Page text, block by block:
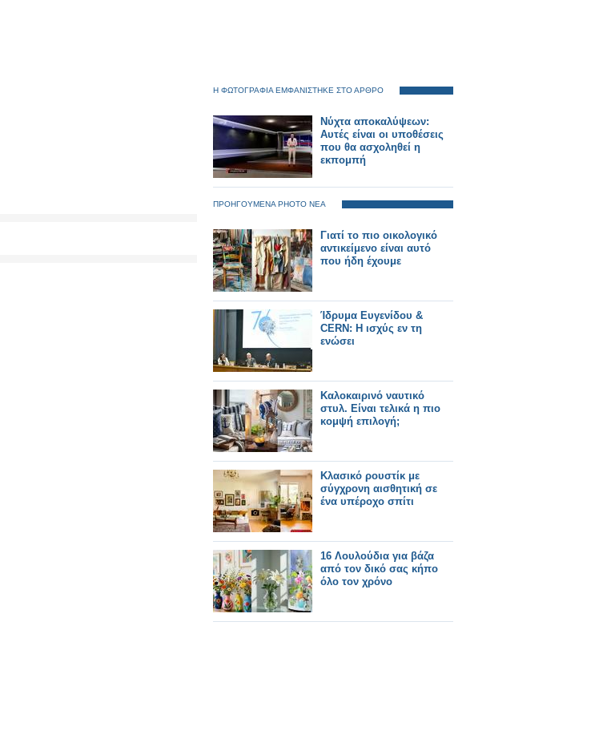
Η ΦΩΤΟΓΡΑΦΙΑ ΕΜΦΑΝΙΣΤΗΚΕ ΣΤΟ ΑΡΘΡΟ
Νύχτα αποκαλύψεων:
Αυτές είναι οι υποθέσεις
που θα ασχοληθεί η
εκπομπή
ΠΡΟΗΓΟΥΜΕΝΑ PHOTO ΝΕΑ
Γιατί το πιο οικολογικό
αντικείμενο είναι αυτό
που ήδη έχουμε
Ίδρυμα Ευγενίδου &
CERN: Η ισχύς εν τη
ενώσει
Καλοκαιρινό ναυτικό
στυλ. Είναι τελικά η πιο
κομψή επιλογή;
Κλασικό ρουστίκ με
σύγχρονη αισθητική σε
ένα υπέροχο σπίτι
16 Λουλούδια για βάζα
από τον δικό σας κήπο
όλο τον χρόνο